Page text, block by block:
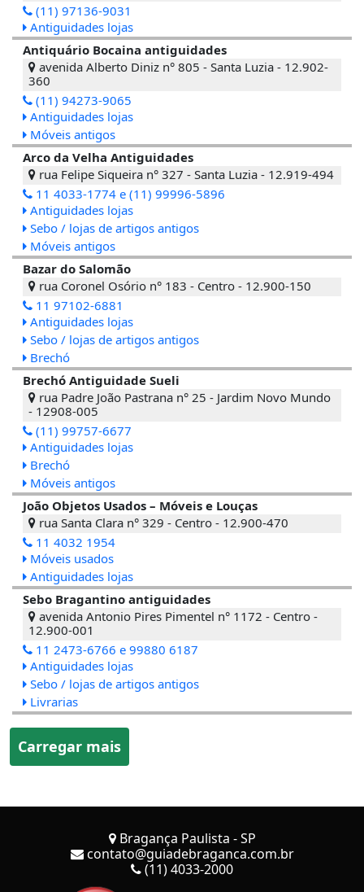
(11) 97136-9031
Antiguidades lojas
Antiquário Bocaina antiguidades
avenida Alberto Diniz n° 805 - Santa Luzia - 12.902-
360
(11) 94273-9065
Antiguidades lojas
Móveis antigos
Arco da Velha Antiguidades
rua Felipe Siqueira n° 327 - Santa Luzia - 12.919-494
11 4033-1774 e (11) 99996-5896
Antiguidades lojas
Sebo / lojas de artigos antigos
Móveis antigos
Bazar do Salomão
rua Coronel Osório n° 183 - Centro - 12.900-150
11 97102-6881
Antiguidades lojas
Sebo / lojas de artigos antigos
Brechó
Brechó Antiguidade Sueli
rua Padre João Pastrana n° 25 - Jardim Novo Mundo
- 12908-005
(11) 99757-6677
Antiguidades lojas
Brechó
Móveis antigos
João Objetos Usados – Móveis e Louças
rua Santa Clara n° 329 - Centro - 12.900-470
11 4032 1954
Móveis usados
Antiguidades lojas
Sebo Bragantino antiguidades
avenida Antonio Pires Pimentel n° 1172 - Centro -
12.900-001
11 2473-6766 e 99880 6187
Antiguidades lojas
Sebo / lojas de artigos antigos
Livrarias
Carregar mais
Bragança Paulista - SP
contato@guiadebraganca.com.br
(11) 4033-2000